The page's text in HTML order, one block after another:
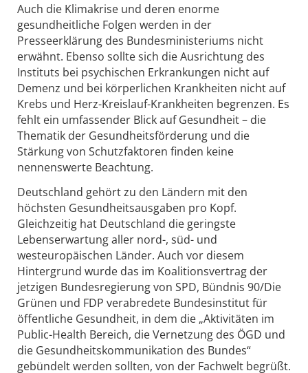
Auch die Klimakrise und deren enorme
gesundheitliche Folgen werden in der
Presseerklärung des Bundesministeriums nicht
erwähnt. Ebenso sollte sich die Ausrichtung des
Instituts bei psychischen Erkrankungen nicht auf
Demenz und bei körperlichen Krankheiten nicht auf
Krebs und Herz-Kreislauf-Krankheiten begrenzen. Es
fehlt ein umfassender Blick auf Gesundheit – die
Thematik der Gesundheitsförderung und die
Stärkung von Schutzfaktoren finden keine
nennenswerte Beachtung.
Deutschland gehört zu den Ländern mit den
höchsten Gesundheitsausgaben pro Kopf.
Gleichzeitig hat Deutschland die geringste
Lebenserwartung aller nord-, süd- und
westeuropäischen Länder. Auch vor diesem
Hintergrund wurde das im Koalitionsvertrag der
jetzigen Bundesregierung von SPD, Bündnis 90/Die
Grünen und FDP verabredete Bundesinstitut für
öffentliche Gesundheit, in dem die „Aktivitäten im
Public-Health Bereich, die Vernetzung des ÖGD und
die Gesundheitskommunikation des Bundes“
gebündelt werden sollten, von der Fachwelt begrüßt.